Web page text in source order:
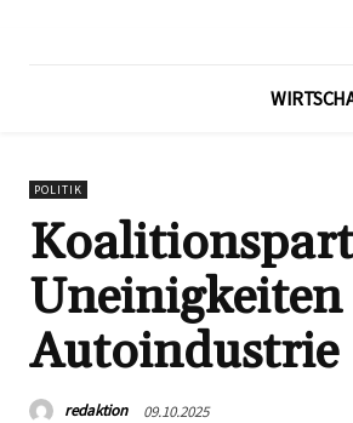
POLITIK
Autoindustrie
redaktion 09.10.2025